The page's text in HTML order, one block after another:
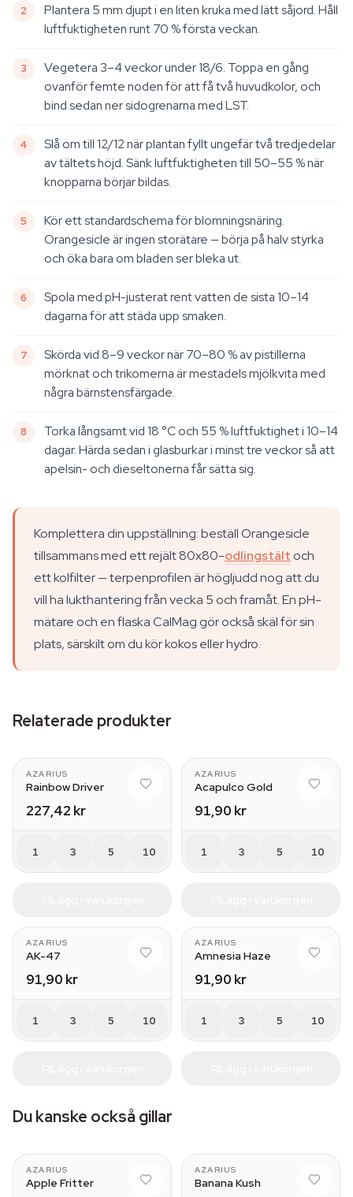
Plantera 5 mm djupt i en liten kruka med lätt såjord. Håll
luftfuktigheten runt 70 % första veckan.
Vegetera 3–4 veckor under 18/6. Toppa en gång
ovanför femte noden för att få två huvudkolor, och
bind sedan ner sidogrenarna med LST.
Slå om till 12/12 när plantan fyllt ungefär två tredjedelar
av tältets höjd. Sänk luftfuktigheten till 50–55 % när
knopparna börjar bildas.
Kör ett standardschema för blomningsnäring.
Orangesicle är ingen storätare — börja på halv styrka
och öka bara om bladen ser bleka ut.
Spola med pH-justerat rent vatten de sista 10–14
dagarna för att städa upp smaken.
Skörda vid 8–9 veckor när 70–80 % av pistillerna
mörknat och trikomerna är mestadels mjölkvita med
några bärnstensfärgade.
Torka långsamt vid 18 °C och 55 % luftfuktighet i 10–14
dagar. Härda sedan i glasburkar i minst tre veckor så att
apelsin- och dieseltonerna får sätta sig.
Komplettera din uppställning: beställ Orangesicle
tillsammans med ett rejält 80x80-odlingstält och
ett kolfilter — terpenprofilen är högljudd nog att du
vill ha lukthantering från vecka 5 och framåt. En pH-
mätare och en flaska CalMag gör också skäl för sin
plats, särskilt om du kör kokos eller hydro.
Relaterade produkter
AZARIUS
Rainbow Driver
227,42 kr
1 3 5 10
AZARIUS
Acapulco Gold
91,90 kr
1 3 5 10
AZARIUS
AK-47
91,90 kr
1 3 5 10
AZARIUS
Amnesia Haze
91,90 kr
1 3 5 10
Du kanske också gillar
AZARIUS
Apple Fritter
AZARIUS
Banana Kush